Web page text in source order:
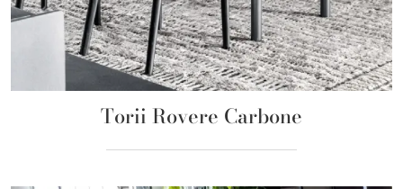
Torii Rovere Carbone